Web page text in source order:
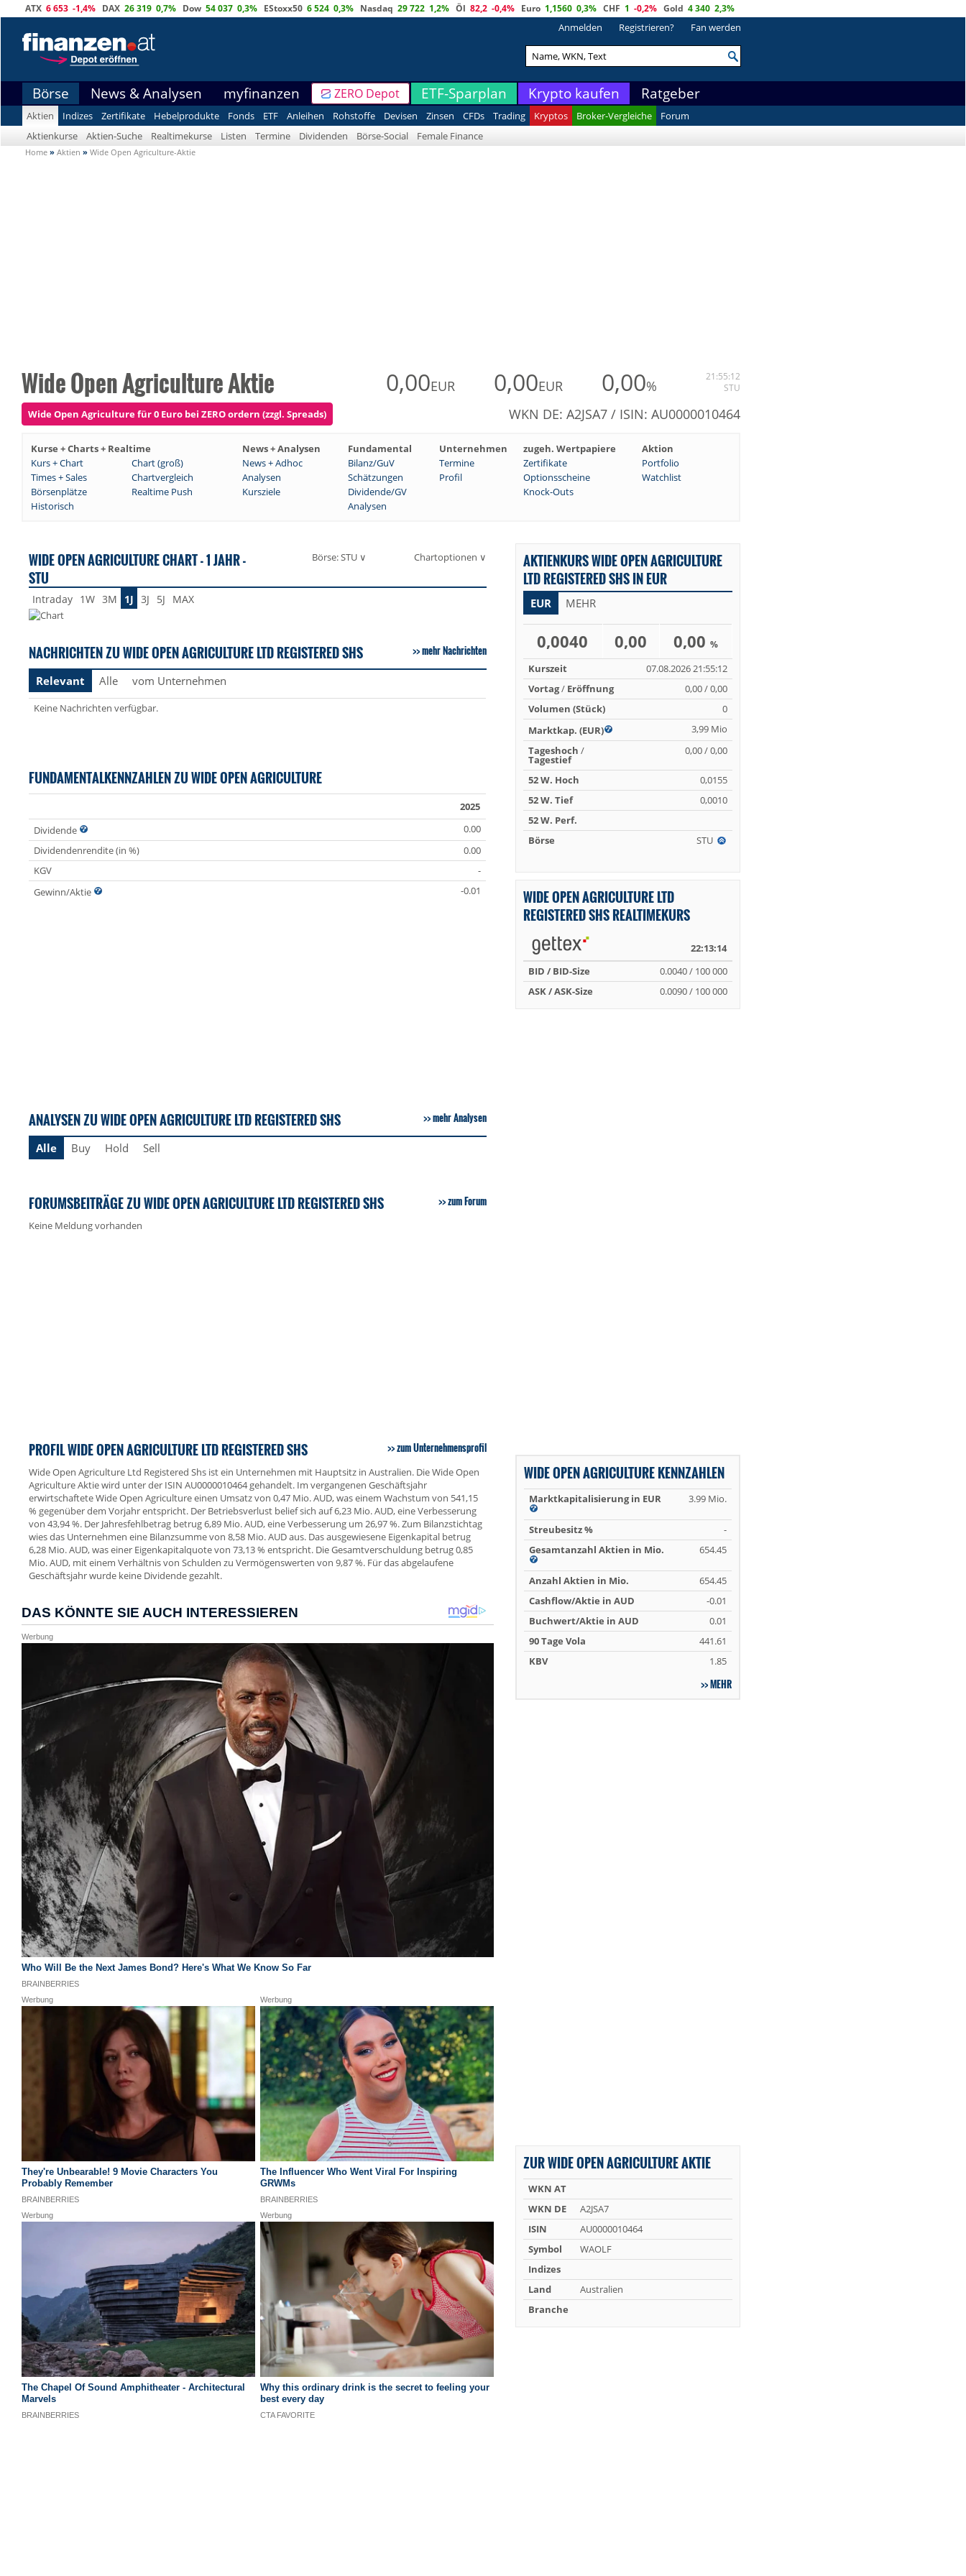
ATX 6 653 -1,4% DAX 26 319 0,7% Dow 54 037 0,3% EStoxx50 6 524 0,3% Nasdaq 29 722 1,2% Öl 82,2 -0,4% Euro 1,1560 0,3% CHF 1 -0,2% Gold 4 340 2,3%
Anmelden Registrieren? Fan werden
Börse News & Analysen myfinanzen ZERO Depot ETF-Sparplan Krypto kaufen Ratgeber
Aktien Indizes Zertifikate Hebelprodukte Fonds ETF Anleihen Rohstoffe Devisen Zinsen CFDs Trading Kryptos Broker-Vergleiche
Forum
Aktienkurse
Aktien-Suche Realtimekurse Listen Termine Dividenden Börse-Social Female Finance
Home » Aktien » Wide Open Agriculture-Aktie
Wide Open Agriculture Aktie 0,00EUR 0,00EUR 0,00%
21:55:12
STU
Wide Open Agriculture für 0 Euro bei ZERO ordern (zzgl. Spreads) WKN DE: A2JSA7 / ISIN: AU0000010464
Kurse + Charts + Realtime News + Analysen Fundamental Unternehmen zugeh. Wertpapiere
Aktion
Kurs + Chart
Chart (groß) News + Adhoc Bilanz/GuV Termine Zertifikate
Portfolio
Times + Sales
Chartvergleich Analysen Schätzungen Profil Optionsscheine
Watchlist
Börsenplätze
Realtime Push Kursziele Dividende/GV
Knock-Outs
Historisch
Analysen
WIDE OPEN AGRICULTURE CHART - 1 JAHR -
STU
Börse: STU ∨ Chartoptionen ∨
Intraday 1W 3M 1J 3J 5J MAX
NACHRICHTEN ZU WIDE OPEN AGRICULTURE LTD REGISTERED SHS mehr Nachrichten
Relevant Alle vom Unternehmen
Keine Nachrichten verfügbar.
FUNDAMENTALKENNZAHLEN ZU WIDE OPEN AGRICULTURE
2025
Dividende
0.00
Dividendenrendite (in %)
0.00
KGV
-
Gewinn/Aktie
-0.01
ANALYSEN ZU WIDE OPEN AGRICULTURE LTD REGISTERED SHS mehr Analysen
Alle Buy Hold Sell
FORUMSBEITRÄGE ZU WIDE OPEN AGRICULTURE LTD REGISTERED SHS zum Forum
Keine Meldung vorhanden
PROFIL WIDE OPEN AGRICULTURE LTD REGISTERED SHS zum Unternehmensprofil
Wide Open Agriculture Ltd Registered Shs ist ein Unternehmen mit Hauptsitz in Australien. Die Wide Open
Agriculture Aktie wird unter der ISIN AU0000010464 gehandelt. Im vergangenen Geschäftsjahr
erwirtschaftete Wide Open Agriculture einen Umsatz von 0,47 Mio. AUD, was einem Wachstum von 541,15
% gegenüber dem Vorjahr entspricht. Der Betriebsverlust belief sich auf 6,23 Mio. AUD, eine Verbesserung
von 43,94 %. Der Jahresfehlbetrag betrug 6,89 Mio. AUD, eine Verbesserung um 26,97 %. Zum Bilanzstichtag
wies das Unternehmen eine Bilanzsumme von 8,58 Mio. AUD aus. Das ausgewiesene Eigenkapital betrug
6,28 Mio. AUD, was einer Eigenkapitalquote von 73,13 % entspricht. Die Gesamtverschuldung betrug 0,85
Mio. AUD, mit einem Verhältnis von Schulden zu Vermögenswerten von 9,87 %. Für das abgelaufene
Geschäftsjahr wurde keine Dividende gezahlt.
AKTIENKURS WIDE OPEN AGRICULTURE
LTD REGISTERED SHS IN EUR
EUR MEHR
0,0040 0,00 0,00 %
Kurszeit
07.08.2026 21:55:12
Vortag/ Eröffnung
0,00 / 0,00
Volumen (Stück)
0
Marktkap. (EUR)
3,99 Mio
Tageshoch /
Tagestief
0,00 / 0,00
52 W. Hoch
0,0155
52 W. Tief
0,0010
52 W. Perf.
Börse
STU
WIDE OPEN AGRICULTURE LTD
REGISTERED SHS REALTIMEKURS
22:13:14
BID / BID-Size
0.0040 / 100 000
ASK / ASK-Size
0.0090 / 100 000
WIDE OPEN AGRICULTURE KENNZAHLEN
Marktkapitalisierung in EUR 3.99 Mio.
Streubesitz %
-
Gesamtanzahl Aktien in Mio.
654.45
Anzahl Aktien in Mio.
654.45
Cashflow/Aktie in AUD
-0.01
Buchwert/Aktie in AUD
0.01
90 Tage Vola
441.61
KBV
1.85
MEHR
ZUR WIDE OPEN AGRICULTURE AKTIE
WKN AT
WKN DE
A2JSA7
ISIN
AU0000010464
Symbol
WAOLF
Indizes
Land
Australien
Branche